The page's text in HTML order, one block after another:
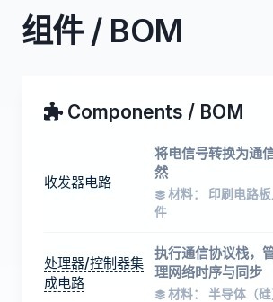
组件 / BOM
Components / BOM
收发器电路
将电信号转换为通
然
材料： 印刷电路板
件
处理器/控制器集
成电路
执行通信协议栈，
理网络时序与同步
材料： 半导体（硅